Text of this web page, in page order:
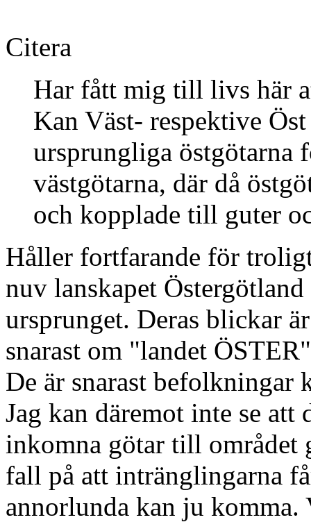
Citera
Har fått mig till livs här
Kan Väst- respektive
ursprungliga östgötarna
västgötarna, där då
och kopplade till guter
Håller fortfarande för
nuv lanskapet
ursprunget. Deras blickar
snarast om "landet
De är snarast befolkningar
Jag kan däremot inte se
inkomna götar till området
fall på att intränglingarna
annorlunda kan ju komma.